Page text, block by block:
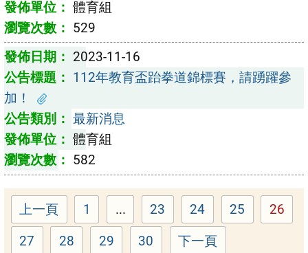
體育組
529
2023-11-16
112年教育盃跆拳道錦標賽，請踴躍參
加！
最新消息
體育組
582
上一頁 Page
1 ... Page
23 Page
24 Page
25 Page
26
Page
27 Page
28 Page
29 Page
30 下一頁